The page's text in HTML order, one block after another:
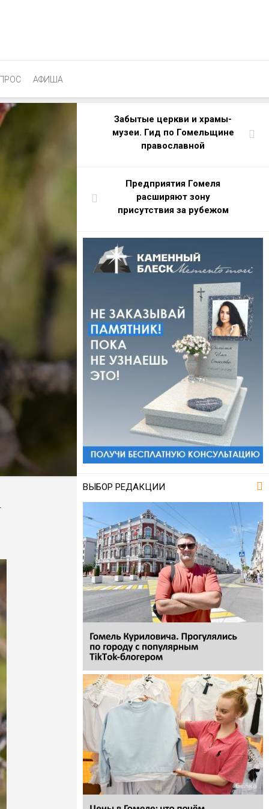
АФИША
Забытые церкви и храмы-
музеи. Гид по Гомельщине
православной
Предприятия Гомеля
расширяют зону
присутствия за рубежом
ВЫБОР РЕДАКЦИИ